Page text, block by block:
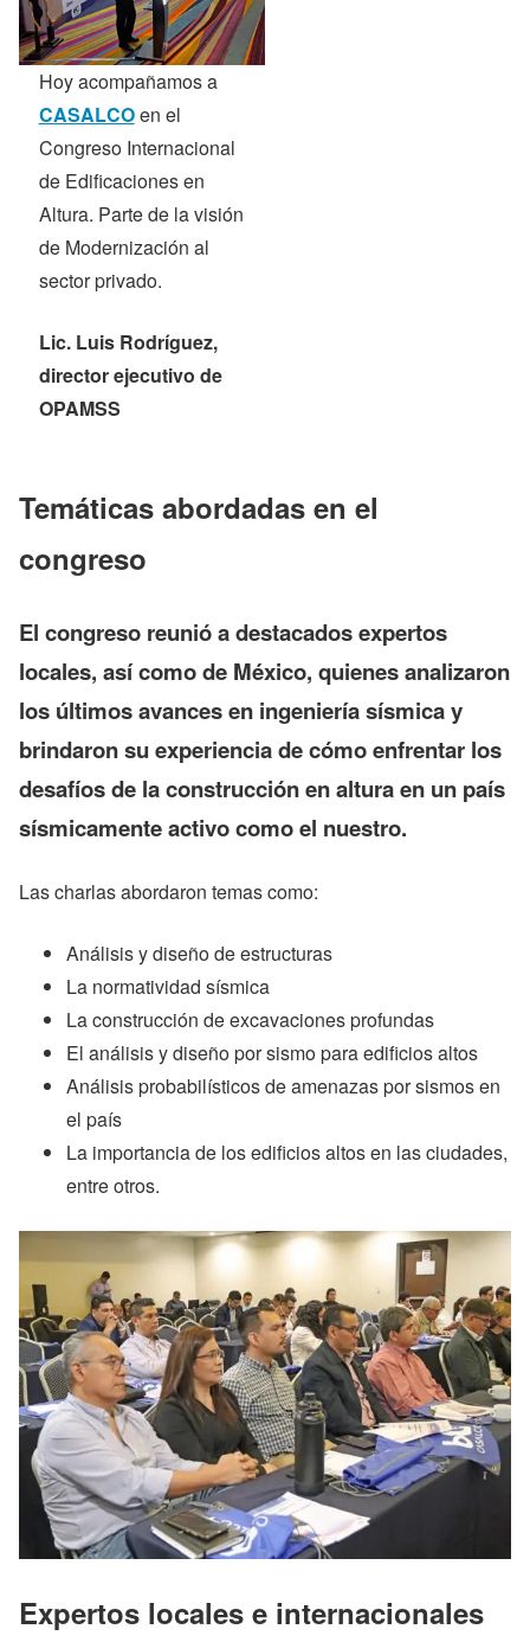
Hoy acompañamos a
CASALCOen el
Congreso Internacional
de Edificaciones en
Altura. Parte de la visión
de Modernización al
sector privado.
Lic. Luis Rodríguez,
director ejecutivo de
OPAMSS
Temáticas abordadas en el
congreso
El congreso reunió a destacados expertos
locales, así como de México, quienes analizaron
los últimos avances en ingeniería sísmica y
brindaron su experiencia de cómo enfrentar los
desafíos de la construcción en altura en un país
sísmicamente activo como el nuestro.
Las charlas abordaron temas como:
Análisis y diseño de estructuras
La normatividad sísmica
La construcción de excavaciones profundas
El análisis y diseño por sismo para edificios altos
Análisis probabilísticos de amenazas por sismos en
el país
La importancia de los edificios altos en las ciudades,
entre otros.
Expertos locales e internacionales